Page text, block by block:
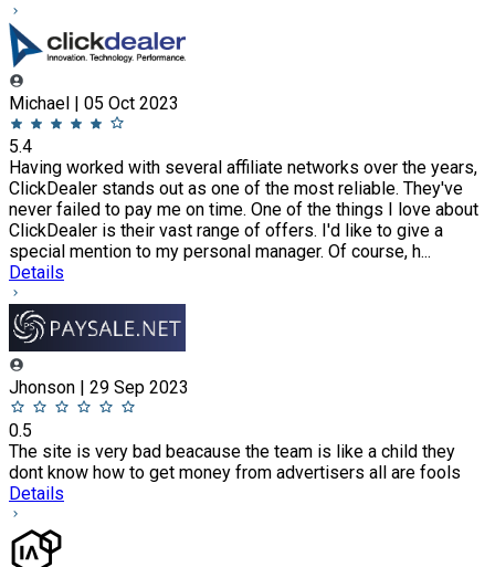
Michael | 05 Oct 2023
5.4
Having worked with several affiliate networks over the years,
ClickDealer stands out as one of the most reliable. They've
never failed to pay me on time. One of the things I love about
ClickDealer is their vast range of offers. I'd like to give a
special mention to my personal manager. Of course, h...
Details
Jhonson | 29 Sep 2023
0.5
The site is very bad beacause the team is like a child they
dont know how to get money from advertisers all are fools
Details